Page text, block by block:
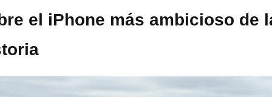
el iPhone más ambicioso de